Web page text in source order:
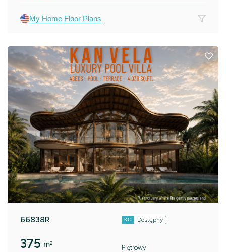
My Home Floor Plans
66838R KC Dostępny
375 m² Piętrowy